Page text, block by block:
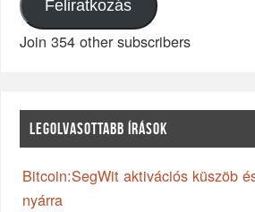
Feliratkozás
Join 354 other subscribers
LEGOLVASOTTABB ÍRÁSOK
Bitcoin:SegWit aktivációs küszöb
nyárra